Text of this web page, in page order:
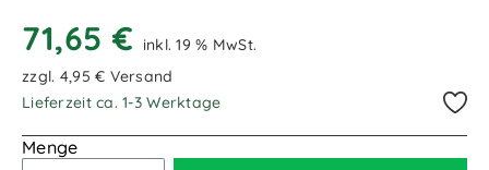
4,00m / 4.000mm
6,50m / 6.500mm
71,65 €
inkl. 19 % MwSt.
zzgl. 4,95 € Versand
Lieferzeit ca. 1-3 Werktage
Menge